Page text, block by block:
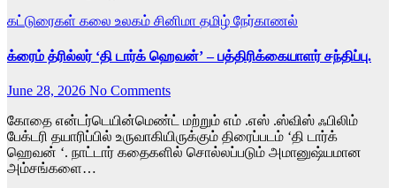
கட்டுரைகள் கலை உலகம் சினிமா தமிழ் நேர்காணல்
க்ரைம் த்ரில்லர் ‘தி டார்க் ஹெவன்’ – பத்திரிக்கையாளர் சந்திப்பு.
June 28, 2026 No Comments
கோதை என்டர்டெயின்மெண்ட் மற்றும் எம் .எஸ் .ஸ்விஸ் ஃபிலிம்
பேக்டரி தயாரிப்பில் உருவாகியிருக்கும் திரைப்படம் ‘தி டார்க்
ஹெவன் ‘. நாட்டார் கதைகளில் சொல்லப்படும் அமானுஷ்யமான
அம்சங்களை…